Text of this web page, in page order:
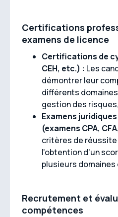
Certifications
examens de licence
Certifications de
CEH, etc.) : Les
démontrer leur
différents
gestion des
Examens
(examens CPA,
critères de
l'obtention d'un
plusieurs domaines
Recrutement et
compétences